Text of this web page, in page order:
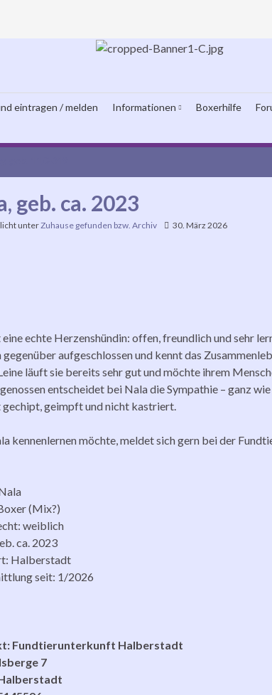
eintragen / melden Informationen Boxerhilfe
geb. ca. 2023
unterZuhause gefunden bzw. Archiv 30. März 2026
echte Herzenshündin: offen, freundlich und sehr
gegenüber aufgeschlossen und kennt das
läuft sie bereits sehr gut und möchte ihrem
entscheidet bei Nala die Sympathie – ganz
gechipt, geimpft und nicht kastriert.
kennenlernen möchte, meldet sich gern bei der
(Mix?)
weiblich
ca. 2023
Halberstadt
seit: 1/2026
Fundtierunterkunft Halberstadt
7